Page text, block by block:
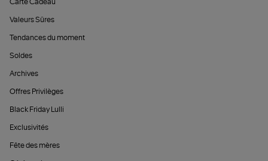
Carte Cadeau
Valeurs Sûres
Tendances du moment
Soldes
Archives
Offres Privilèges
Black Friday Lulli
Exclusivités
Fête des mères